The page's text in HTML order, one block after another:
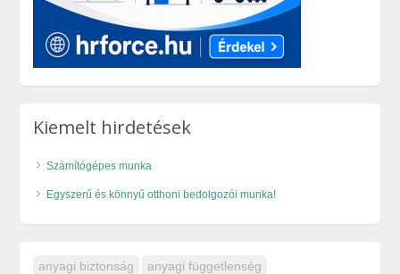
Kiemelt hirdetések
Számítógépes munka
Egyszerű és könnyű otthoni bedolgozói munka!
anyagi biztonság anyagi függetlenség